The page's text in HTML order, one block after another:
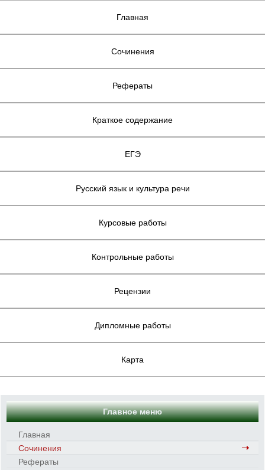
Главная
Сочинения
Рефераты
Краткое содержание
ЕГЭ
Русский язык и культура речи
Курсовые работы
Контрольные работы
Рецензии
Дипломные работы
Карта
Главное меню
Главная
Сочинения
Рефераты